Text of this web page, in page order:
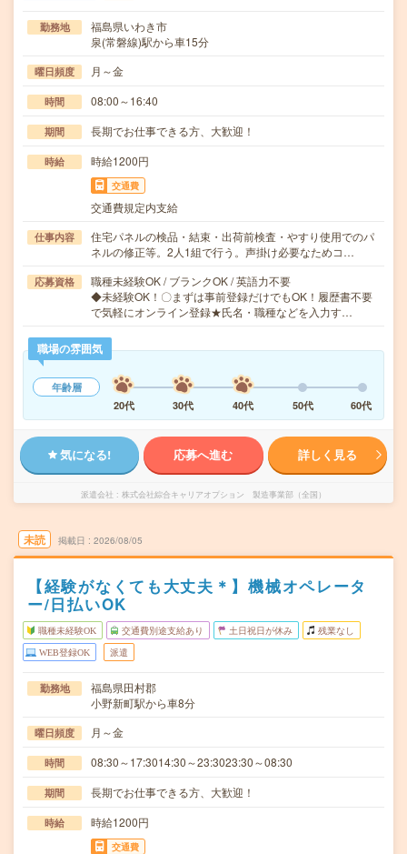
勤務地
福島県いわき市
泉(常磐線)駅から車15分
曜日頻度 月～金
時間 08:00～16:40
期間 長期でお仕事できる方、大歓迎！
時給 時給1200円
交通費
交通費規定内支給
仕事内容
住宅パネルの検品・結束・出荷前検査・やすり使用でのパ
ネルの修正等。2人1組で行う。声掛け必要なためコ…
応募資格
職種未経験OK / ブランクOK / 英語力不要
◆未経験OK！〇まずは事前登録だけでもOK！履歴書不要
で気軽にオンライン登録★氏名・職種などを入力す…
職場の雰囲気
年齢層
20代
30代 40代 50代 60代
気になる! 応募へ進む 詳しく見る
派遣会社 株式会社綜合キャリアオプション 製造事業部（全国）
未読 掲載日 2026/08/05
【経験がなくても大丈夫＊】機械オペレータ
ー/日払いOK
職種未経験OK 交通費別途支給あり 土日祝日が休み 残業なし
WEB登録OK 派遣
勤務地
福島県田村郡
小野新町駅から車8分
曜日頻度 月～金
時間 08:30～17:3014:30～23:3023:30～08:30
期間 長期でお仕事できる方、大歓迎！
時給 時給1200円
交通費